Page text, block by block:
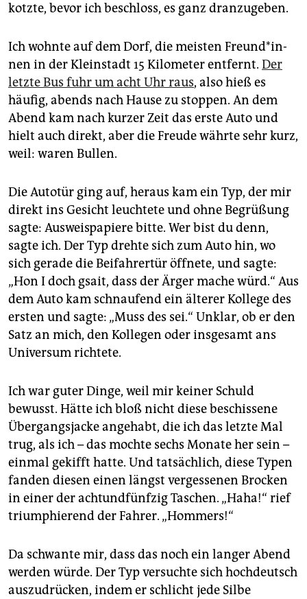
kotzte, bevor ich beschloss, es ganz dranzugeben.
Ich wohnte auf dem Dorf, die meisten Freun­d*in­
nen in der Kleinstadt 15 Kilometer entfernt. Der
letzte Bus fuhr um acht Uhr raus, also hieß es
häufig, abends nach Hause zu stoppen. An dem
Abend kam nach kurzer Zeit das erste Auto und
hielt auch direkt, aber die Freude währte sehr kurz,
weil: waren Bullen.
Die Autotür ging auf, heraus kam ein Typ, der mir
direkt ins Gesicht leuchtete und ohne Begrüßung
sagte: Ausweispapiere bitte. Wer bist du denn,
sagte ich. Der Typ drehte sich zum Auto hin, wo
sich gerade die Beifahrertür öffnete, und sagte:
„Hon I doch gsait, dass der Ärger mache würd.“ Aus
dem Auto kam schnaufend ein älterer Kollege des
ersten und sagte: „Muss des sei.“ Unklar, ob er den
Satz an mich, den Kollegen oder insgesamt ans
Universum richtete.
Ich war guter Dinge, weil mir keiner Schuld
bewusst. Hätte ich bloß nicht diese beschissene
Übergangsjacke angehabt, die ich das letzte Mal
trug, als ich – das mochte sechs Monate her sein –
einmal gekifft hatte. Und tatsächlich, diese Typen
fanden diesen einen längst vergessenen Brocken
in einer der achtundfünfzig Taschen. „Haha!“ rief
triumphierend der Fahrer. „Hommers!“
Da schwante mir, dass das noch ein langer Abend
werden würde. Der Typ versuchte sich hochdeutsch
auszudrücken, indem er schlicht jede Silbe